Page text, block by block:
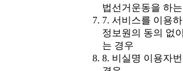
법선거운동을 하
7. 서비스를 이용
정보원의 동의 없
는 경우
8. 비실명 이용자